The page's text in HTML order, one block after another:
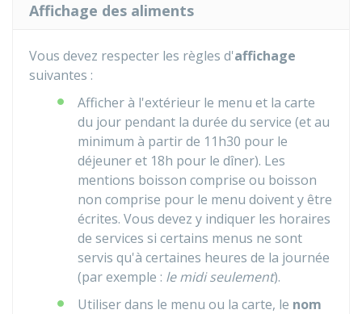
Affichage des aliments
Vous devez respecter les règles d'affichage
suivantes :
Afficher à l'extérieur le menu et la carte
du jour pendant la durée du service (et au
minimum à partir de 11h30 pour le
déjeuner et 18h pour le dîner). Les
mentions boisson comprise ou boisson
non comprise pour le menu doivent y être
écrites. Vous devez y indiquer les horaires
de services si certains menus ne sont
servis qu'à certaines heures de la journée
(par exemple : le midi seulement).
Utiliser dans le menu ou la carte, le nom